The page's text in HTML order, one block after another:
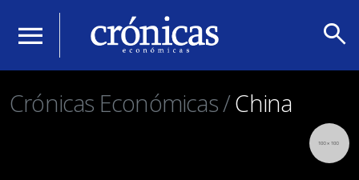
menu search
Crónicas Económicas /China